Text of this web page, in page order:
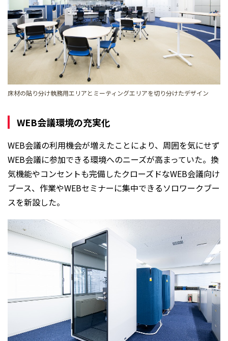
床材の貼り分け執務用エリアとミーティングエリアを切り分けたデザイン
WEB会議環境の充実化
WEB会議の利用機会が増えたことにより、周囲を気にせず
WEB会議に参加できる環境へのニーズが高まっていた。換
気機能やコンセントも完備したクローズドなWEB会議向け
ブース、作業やWEBセミナーに集中できるソロワークブー
スを新設した。